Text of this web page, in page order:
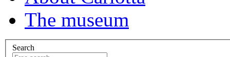
The museum
Search